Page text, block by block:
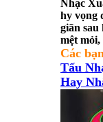
Nhạc
hy vọng
giãn sau
mệt mỏi,
Các
Tấu
Hay